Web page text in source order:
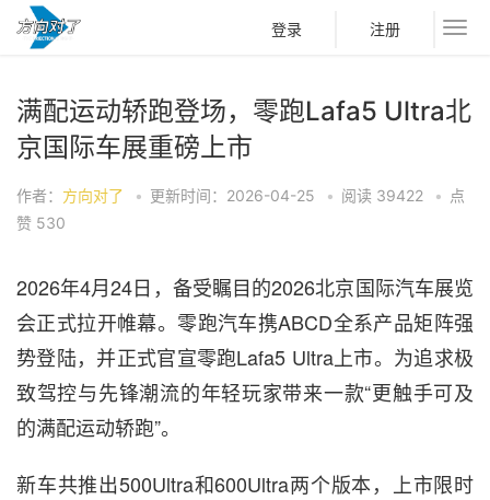
登录 注册
满配运动轿跑登场，零跑Lafa5 Ultra北
京国际车展重磅上市
作者： 方向对了 • 更新时间：2026-04-25 • 阅读 39422 • 点
赞 530
2026年4月24日，备受瞩目的2026北京国际汽车展览
会正式拉开帷幕。零跑汽车携ABCD全系产品矩阵强
势登陆，并正式官宣零跑Lafa5 Ultra上市。为追求极
致驾控与先锋潮流的年轻玩家带来一款“更触手可及
的满配运动轿跑”。
新车共推出500Ultra和600Ultra两个版本，上市限时